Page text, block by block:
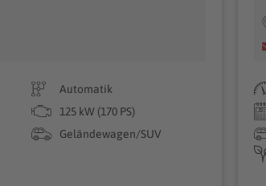
Automatik
125 kW (170 PS)
Geländewagen/SUV